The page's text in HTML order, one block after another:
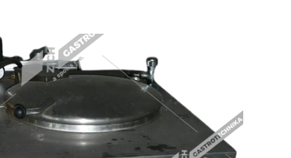
- Grily
Řeznické stroje